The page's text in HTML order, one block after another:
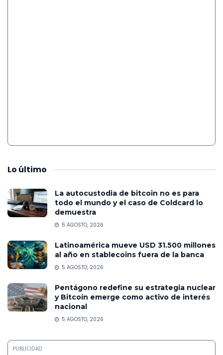
Lo último
La autocustodia de bitcoin no es para
todo el mundo y el caso de Coldcard lo
demuestra
5 AGOSTO, 2026
Latinoamérica mueve USD 31.500 millones
al año en stablecoins fuera de la banca
5 AGOSTO, 2026
Pentágono redefine su estrategia nuclear
y Bitcoin emerge como activo de interés
nacional
5 AGOSTO, 2026
PUBLICIDAD